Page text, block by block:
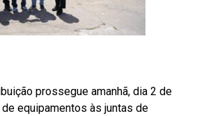
prossegue amanhã, dia 2 de
de equipamentos às juntas de